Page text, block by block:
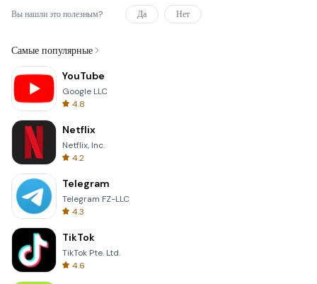
Вы нашли это полезным? Да Нет
Самые популярные
YouTube
Google LLC
4.8
Netflix
Netflix, Inc.
4.2
Telegram
Telegram FZ-LLC
4.3
TikTok
TikTok Pte. Ltd.
4.6